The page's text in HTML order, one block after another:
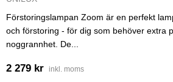
Förstoringslampan Zoom är en perfekt
och förstoring - för dig som behöver extra
noggrannhet. De...
2 279 kr inkl. moms